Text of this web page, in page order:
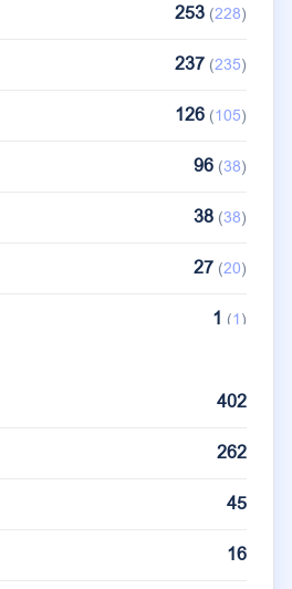
253 (228)
237 (235)
126 (105)
96 (38)
38 (38)
27 (20)
1 (1)
402
262
45
16